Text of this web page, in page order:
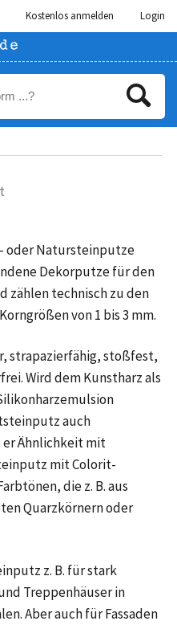
Kostenlos anmelden Login
oder Natursteinputze
Dekorputze für den
zählen technisch zu den
von 1 bis 3 mm.
strapazierfähig, stoßfest,
Wird dem Kunstharz als
auch
Ähnlichkeit mit
mit Colorit-
die z. B. aus
Quarzkörnern oder
z. B. für stark
Treppenhäuser in
Aber auch für Fassaden